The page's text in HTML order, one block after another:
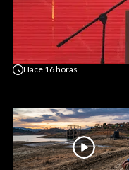
Hace 16 horas